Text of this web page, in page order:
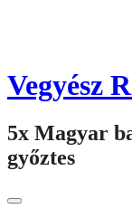
Vegyész
5x Magyar
győztes